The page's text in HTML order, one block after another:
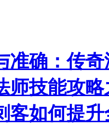
准确：传
师技能攻
客如何提